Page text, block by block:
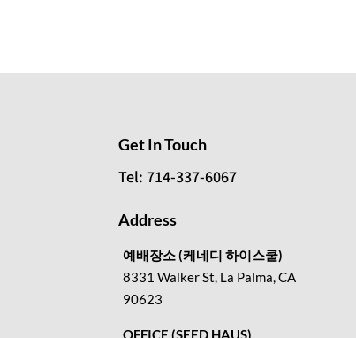
Get In Touch
Tel: 714-337-6067
Address
예배장소 (케네디 하이스쿨)
8331 Walker St, La Palma, CA
90623
OFFICE (SEED HAUS)